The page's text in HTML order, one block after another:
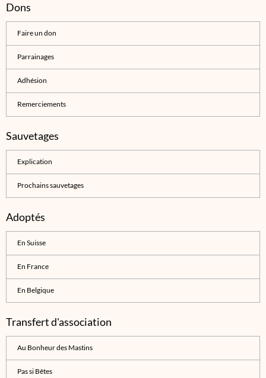
Dons
Faire un don
Parrainages
Adhésion
Remerciements
Sauvetages
Explication
Prochains sauvetages
Adoptés
En Suisse
En France
En Belgique
Transfert d'association
Au Bonheur des Mastins
Pas si Bêtes